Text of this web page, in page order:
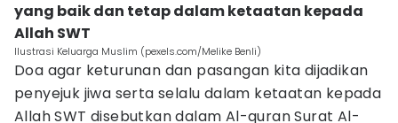
yang baik dan tetap dalam ketaatan kepada
Allah SWT
Ilustrasi Keluarga Muslim (pexels.com/Melike Benli)
Doa agar keturunan dan pasangan kita dijadikan
penyejuk jiwa serta selalu dalam ketaatan kepada
Allah SWT disebutkan dalam Al-quran Surat Al-